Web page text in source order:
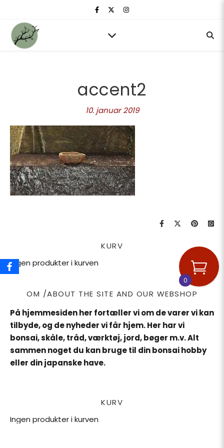
accent2
10. januar 2019
KURV
Ingen produkter i kurven
OM /ABOUT THE SITE AND OUR WEBSHOP
På hjemmesiden her fortæller vi om de varer vi kan
tilbyde, og de nyheder vi får hjem. Her har vi
bonsai, skåle, tråd, værktøj, jord, bøger m.v. Alt
sammen noget du kan bruge til din bonsai hobby
eller din japanske have.
KURV
Ingen produkter i kurven
0